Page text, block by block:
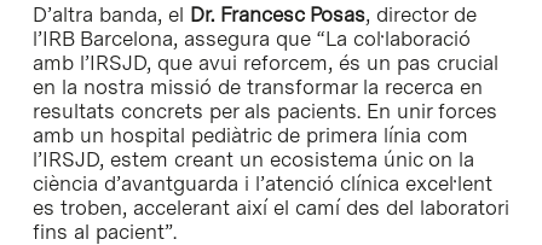
D’altra banda, el Dr. Francesc Posas, director de
l’IRB Barcelona, assegura que “La col·laboració
amb l’IRSJD, que avui reforcem, és un pas crucial
en la nostra missió de transformar la recerca en
resultats concrets per als pacients. En unir forces
amb un hospital pediàtric de primera línia com
l’IRSJD, estem creant un ecosistema únic on la
ciència d’avantguarda i l’atenció clínica excel·lent
es troben, accelerant així el camí des del laboratori
fins al pacient”.